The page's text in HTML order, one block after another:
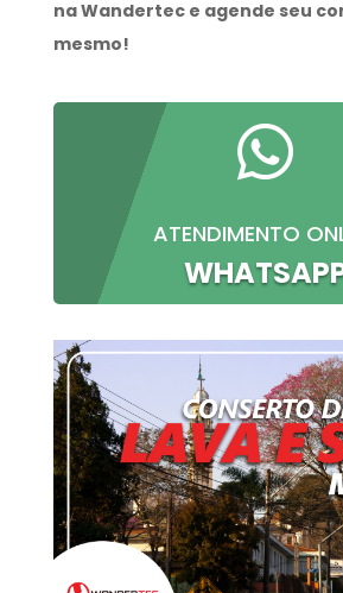
na Wandertec e agende seu
mesmo!

ATENDIMENTO